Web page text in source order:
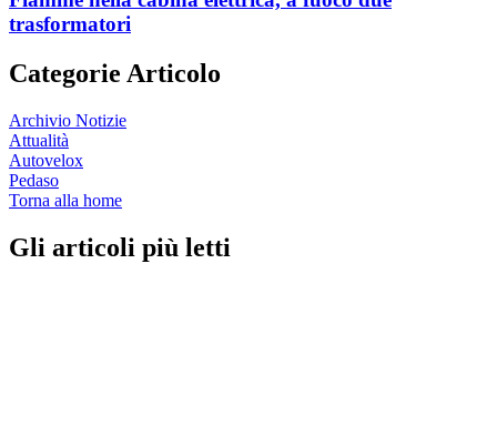
trasformatori
Categorie Articolo
Archivio Notizie
Attualità
Autovelox
Pedaso
Torna alla home
Gli articoli più letti